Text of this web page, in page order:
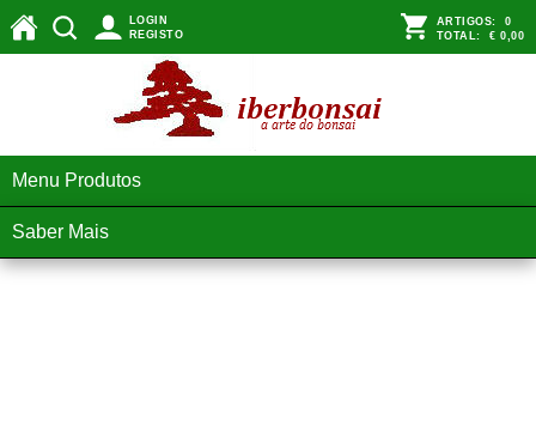
LOGIN
REGISTO
ARTIGOS: 0
TOTAL: € 0,00
Menu Produtos
Saber Mais